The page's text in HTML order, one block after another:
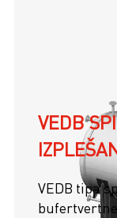
VEDB
VEDB tipa